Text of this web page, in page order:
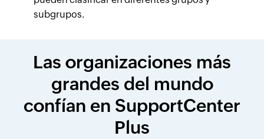
subgrupos.
Las organizaciones más
grandes del mundo
confían en SupportCenter
Plus